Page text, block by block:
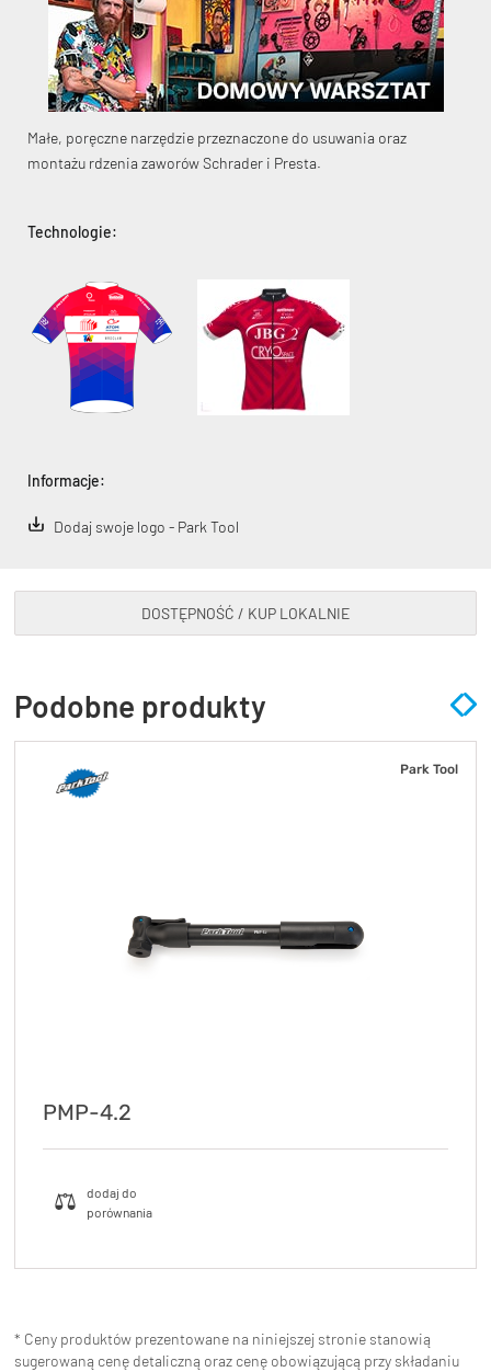
KryptoFlex Key Cable
34,90 zł*
Małe, poręczne narzędzie przeznaczone do usuwania oraz
montażu rdzenia zaworów Schrader i Presta.
Technologie:
Informacje:
Dodaj swoje logo - Park Tool
DOSTĘPNOŚĆ / KUP LOKALNIE
Podobne produkty
Park Tool
PMP-4.2
* Ceny produktów prezentowane na niniejszej stronie stanowią
sugerowaną cenę detaliczną oraz cenę obowiązującą przy składaniu